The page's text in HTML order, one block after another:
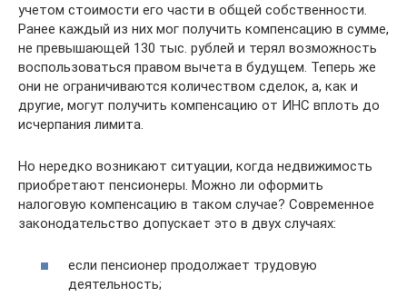
учетом стоимости его части в общей собственности.
Ранее каждый из них мог получить компенсацию в сумме,
не превышающей 130 тыс. рублей и терял возможность
воспользоваться правом вычета в будущем. Теперь же
они не ограничиваются количеством сделок, а, как и
другие, могут получить компенсацию от ИНС вплоть до
исчерпания лимита.
Но нередко возникают ситуации, когда недвижимость
приобретают пенсионеры. Можно ли оформить
налоговую компенсацию в таком случае? Современное
законодательство допускает это в двух случаях:
если пенсионер продолжает трудовую
деятельность;